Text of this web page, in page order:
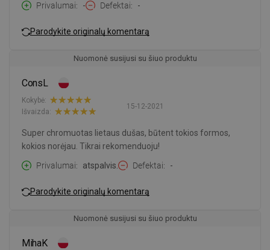
Privalumai
- Defektai -
Parodykite originalų komentarą
Nuomonė susijusi su šiuo produktu
ConsL
15-12-2021
Kokybė:
Išvaizda:
Super chromuotas lietaus dušas, būtent tokios formos,
kokios norėjau. Tikrai rekomenduoju!
Privalumai
atspalvis. Defektai -
Parodykite originalų komentarą
Nuomonė susijusi su šiuo produktu
MihaK